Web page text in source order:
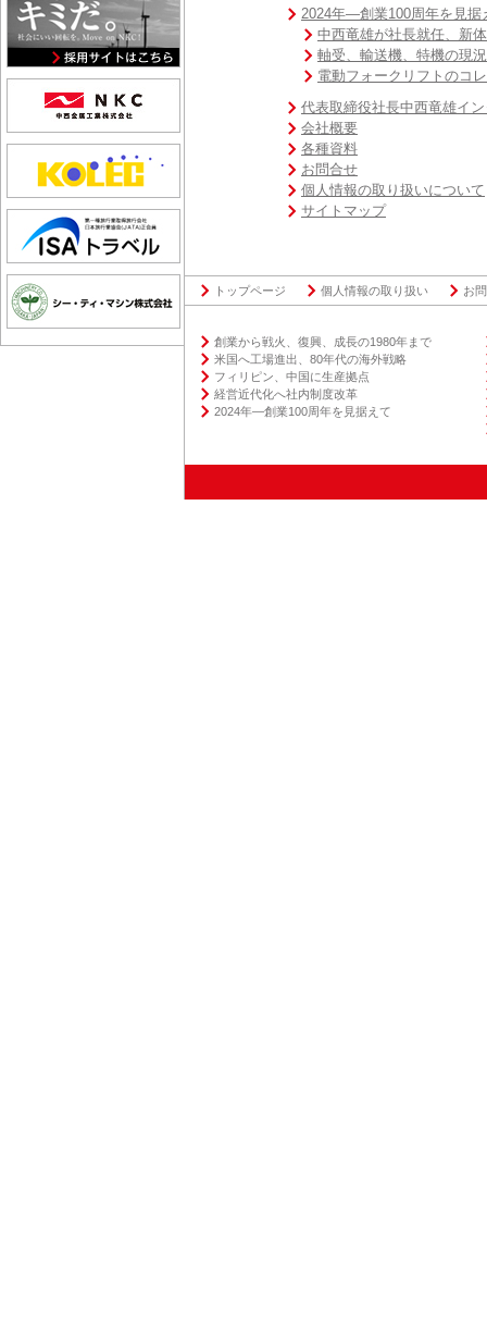
2024年―創業100周年を⾒据
中西竜雄が社長就任、新
軸受、輸送機、特機の現
電動フォークリフトのコ
代表取締役社⻑中⻄⻯雄イ
会社概要
各種資料
お問合せ
個人情報の取り扱いについて
サイトマップ
トップページ 個人情報の取り扱い お
創業から戦火、復興、成⻑の1980年まで
米国へ工場進出、80年代の海外戦略
フィリピン、中国に生産拠点
経営近代化へ社内制度改⾰
2024年―創業100周年を⾒据えて